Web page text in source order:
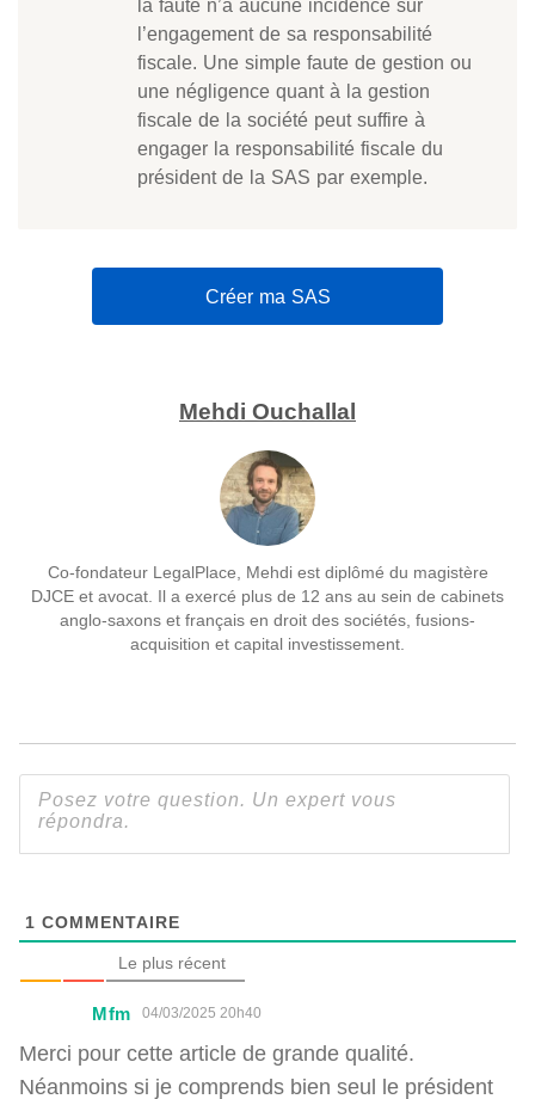
l’engagement de sa responsabilité
fiscale. Une simple faute de gestion ou
une négligence quant à la gestion
fiscale de la société peut suffire à
engager la responsabilité fiscale du
président de la SAS par exemple.
Créer ma SAS
Mehdi Ouchallal
Co-fondateur LegalPlace, Mehdi est diplômé du magistère
DJCE et avocat. Il a exercé plus de 12 ans au sein de cabinets
anglo-saxons et français en droit des sociétés, fusions-
acquisition et capital investissement.
1 COMMENTAIRE
Le plus récent
Mfm 04/03/2025 20h40
Merci pour cette article de grande qualité.
Néanmoins si je comprends bien seul le président